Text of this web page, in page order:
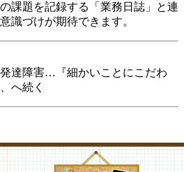
課題を記録する「業務日誌」と連
識づけが期待できます。
発達障害…『細かいことにこだわ
、へ続く